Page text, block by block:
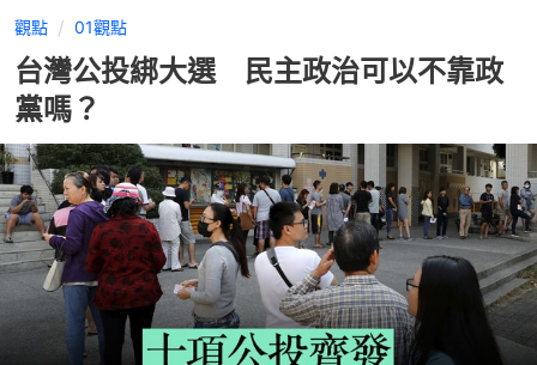
觀點 01觀點
台灣公投綁大選 民主政治可以不靠政
黨嗎？